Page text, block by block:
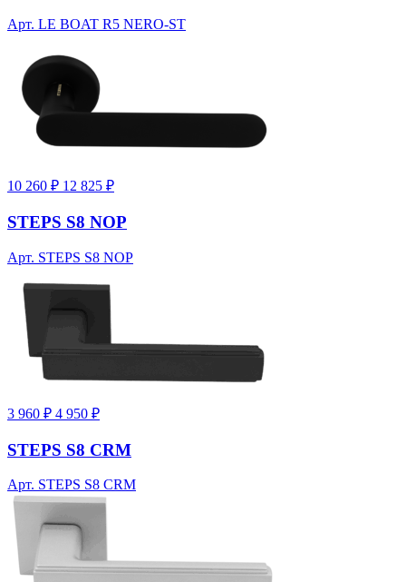
Арт. LE BOAT R5 NERO-ST
10 260 ₽ 12 825 ₽
STEPS S8 NOP
Арт. STEPS S8 NOP
3 960 ₽ 4 950 ₽
STEPS S8 CRM
Арт. STEPS S8 CRM